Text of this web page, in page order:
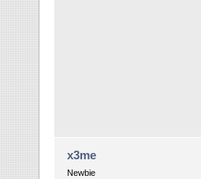
x3me
Newbie